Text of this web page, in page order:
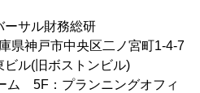
サル財務総研
県神戸市中央区二ノ宮町1-4-7
旧ボストンビル)
：プランニングオフィ